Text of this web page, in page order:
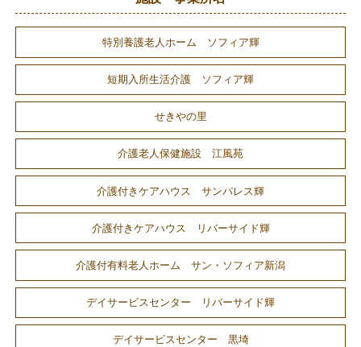
特別養護老人ホーム ソフィア輝
短期入所生活介護 ソフィア輝
せきやの里
介護老人保健施設 江風苑
介護付きケアハウス サンパレス輝
介護付きケアハウス リバーサイド輝
介護付有料老人ホーム サン・ソフィア新潟
デイサービスセンター リバーサイド輝
デイサービスセンター 黒埼